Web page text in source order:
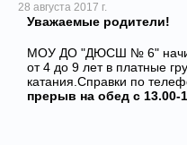
28 августа 2017 г.
Уважаемые родители!
МОУ ДО "ДЮСШ № 6"
от 4 до 9 лет в платные
катания.Справки по
прерыв на обед с 13.00-